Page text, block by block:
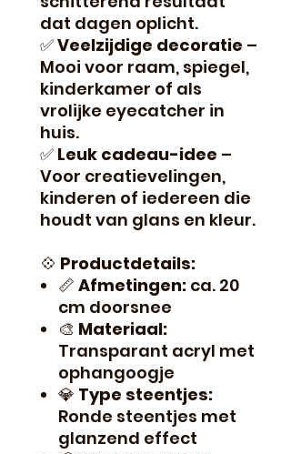
dat dagen oplicht.
✅Veelzijdige decoratie –
Mooi voor raam, spiegel,
kinderkamer of als
vrolijke eyecatcher in
huis.
✅ Leuk cadeau-idee –
Voor creatievelingen,
kinderen of iedereen die
houdt van glans en kleur.
💠 Productdetails:
📏 Afmetingen: ca. 20
cm doorsnee
🎨 Materiaal:
Transparant acryl met
ophangoogje
💎 Type steentjes:
Ronde steentjes met
glanzend effect